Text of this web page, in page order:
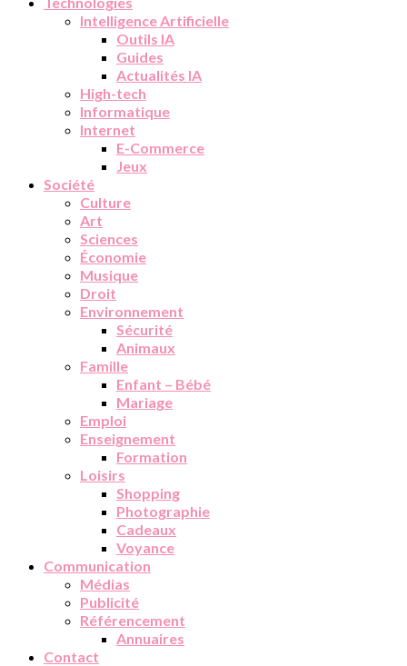
Intelligence Artificielle
Outils IA
Guides
Actualités IA
High-tech
Informatique
Internet
E-Commerce
Jeux
Société
Culture
Art
Sciences
Économie
Musique
Droit
Environnement
Sécurité
Animaux
Famille
Enfant – Bébé
Mariage
Emploi
Enseignement
Formation
Loisirs
Shopping
Photographie
Cadeaux
Voyance
Communication
Médias
Publicité
Référencement
Annuaires
Contact